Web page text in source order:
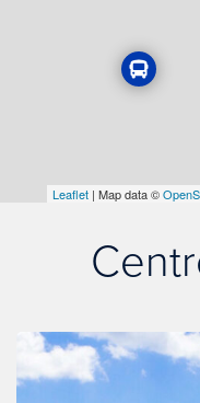
Leaflet | Map data ©